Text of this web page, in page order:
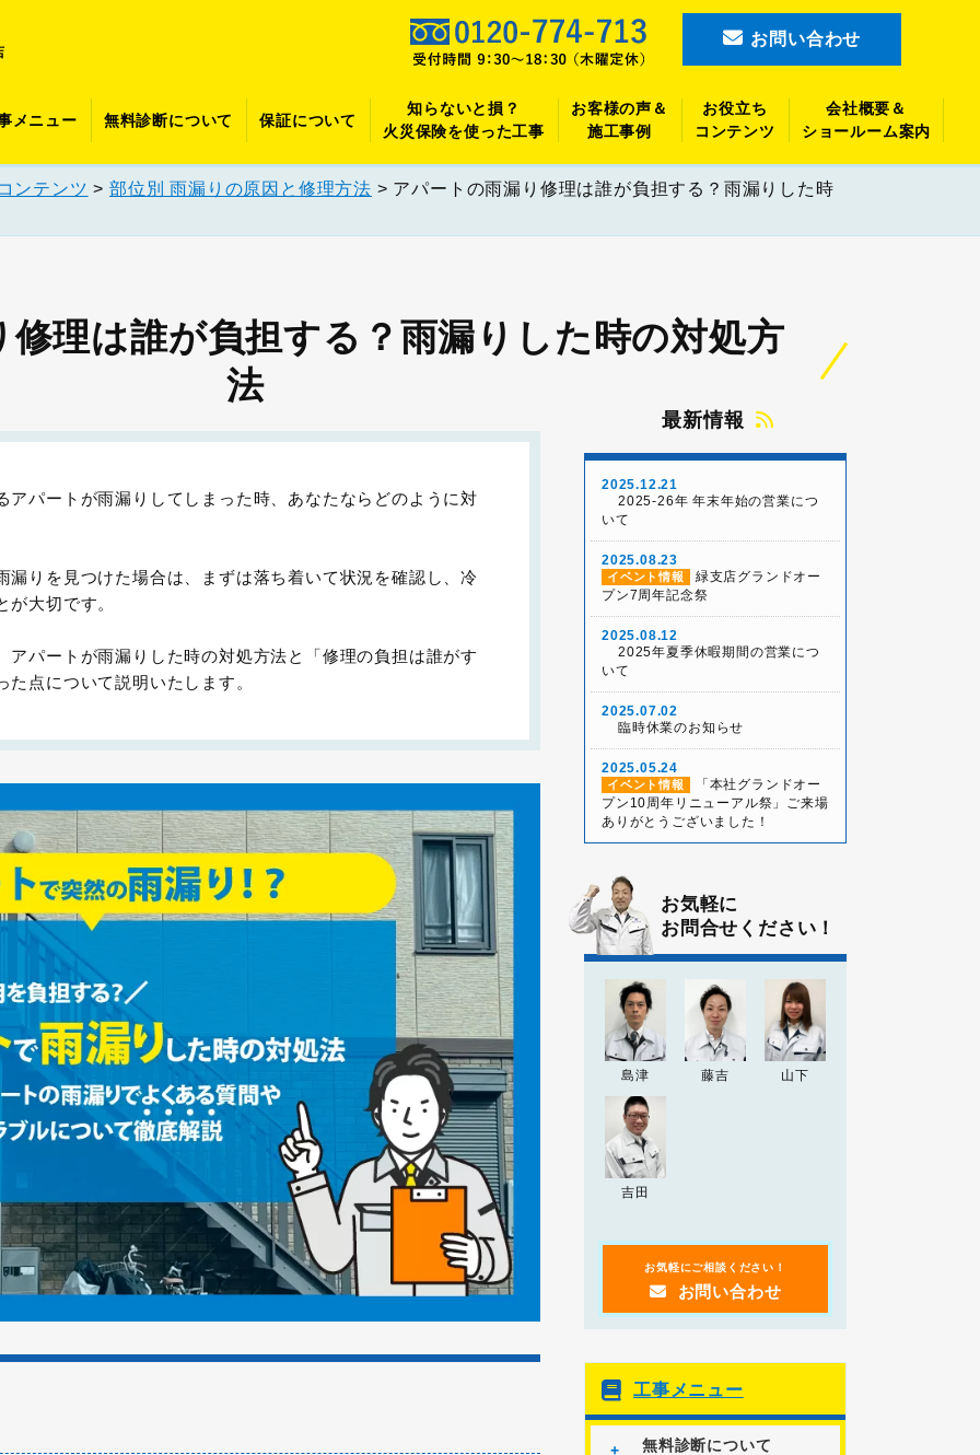
お問い合わせ
メニュー 無料診断について 保証について
知らないと損？
火災保険を使った工事
お客様の声＆
施工事例
お役立ち
コンテンツ
会社概要＆
ショールーム案内
ンテンツ >部位別 雨漏りの原因と修理方法 > アパートの雨漏り修理は誰が負担する？雨漏りした時
理は誰が負担する？雨漏りした時の対処方
法
アパートが雨漏りしてしまった時、あなたならどのように対
漏りを見つけた場合は、まずは落ち着いて状況を確認し、冷
が大切です。
アパートが雨漏りした時の対処方法と「修理の負担は誰がす
た点について説明いたします。
最新情報
2025.12.21
2025-26年 年末年始の営業につ
いて
2025.08.23
イベント情報
緑支店グランドオー
プン7周年記念祭
2025.08.12
2025年夏季休暇期間の営業につ
いて
2025.07.02
臨時休業のお知らせ
2025.05.24
イベント情報
「本社グランドオー
プン10周年リニューアル祭」ご来場
ありがとうございました！
イベント情報
ンドオープン10周年リニューアル祭
2025.04.26
お知らせ
2025年ゴールデンウィ
2024.12.26
お知らせ
2024-25年 年末年始の営
業について
お知らせ
ーク期間の営業について
2023.09.20
お知らせ
皿を使った雨漏りの応急処置方法
お気軽に
お問合せください！
島津 藤吉 山下
吉田
お気軽にご相談ください！
お問い合わせ
工事メニュー
無料診断について